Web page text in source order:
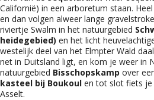
Californië) in een arboretum staan.
en dan volgen alweer lange
riviertje Swalm in het natuurgebied
heidegebied) en het licht
westelijk deel van het Elmpter Wald
net in Duitsland ligt, en kom je weer in
natuurgebied Bisschopskamp over
kasteel bij Boukoul en tot slot fiets je
Asselt.